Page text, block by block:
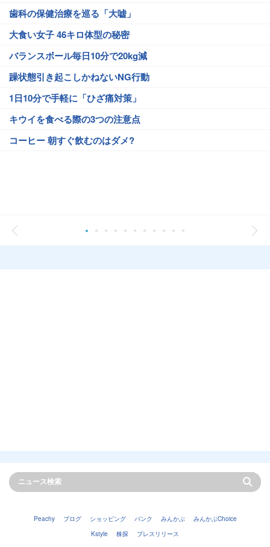
歯科の保健治療を巡る「大嘘」
大食い女子 46キロ体型の秘密
バランスボール毎日10分で20kg減
躁状態引き起こしかねないNG行動
1日10分で手軽に「ひざ痛対策」
キウイを食べる際の3つの注意点
コーヒー 朝すぐ飲むのはダメ?
Peachy ブログ ショッピング バンク みんかぶ
みんかぶChoice
Kstyle
株探 プレスリリース